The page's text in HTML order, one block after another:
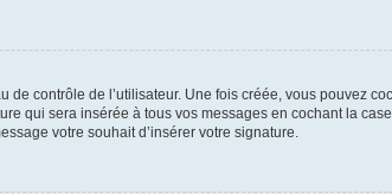
contrôle de l’utilisateur. Une fois créée, vous pouvez
qui sera insérée à tous vos messages en cochant la
votre souhait d’insérer votre signature.